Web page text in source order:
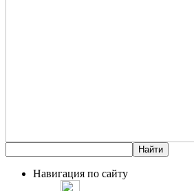
Навигация по сайту